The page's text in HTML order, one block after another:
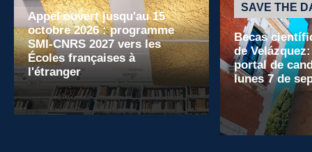
Appel ouvert jusqu'au 15
octobre 2026 : programme
SMI-CNRS 2027 vers les
Écoles françaises à
l'étranger
SAVE THE
Becas
de
portal de
lunes 7 de